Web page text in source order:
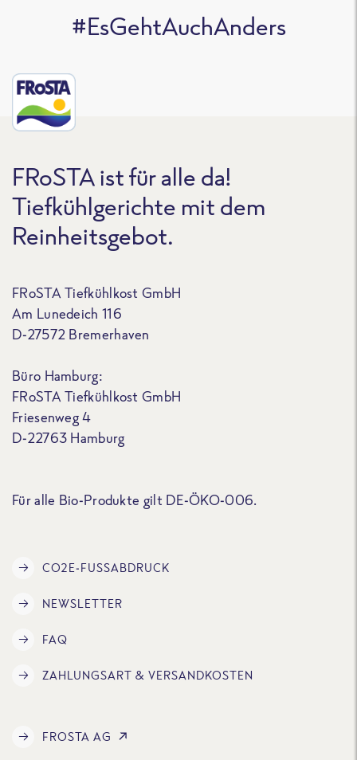
#EsGehtAuchAnders
FRoSTA ist für alle da!
Tiefkühlgerichte mit dem
Reinheitsgebot.
FRoSTA Tiefkühlkost GmbH
Am Lunedeich 116
D-27572 Bremerhaven
Büro Hamburg:
FRoSTA Tiefkühlkost GmbH
Friesenweg 4
D-22763 Hamburg
Für alle Bio-Produkte gilt DE-ÖKO-006.
CO2E-FUSSABDRUCK
NEWSLETTER
FAQ
ZAHLUNGSART & VERSANDKOSTEN
FROSTA AG